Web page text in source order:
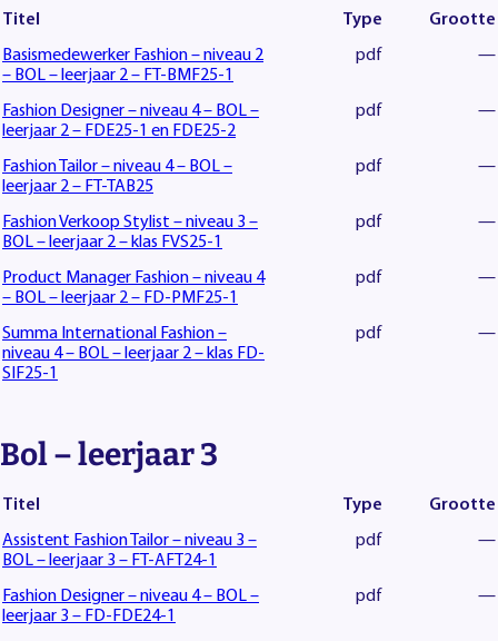
Titel Type
Grootte
Basismedewerker Fashion – niveau 2
– BOL – leerjaar 2 – FT-BMF25-1
pdf —
Fashion Designer – niveau 4 – BOL –
leerjaar 2 – FDE25-1 en FDE25-2
pdf —
Fashion Tailor – niveau 4 – BOL –
leerjaar 2 – FT-TAB25
pdf —
Fashion Verkoop Stylist – niveau 3 –
BOL – leerjaar 2 – klas FVS25-1
pdf —
Product Manager Fashion – niveau 4
– BOL – leerjaar 2 – FD-PMF25-1
pdf —
Summa International Fashion –
niveau 4 – BOL – leerjaar 2 – klas FD-
SIF25-1
pdf —
Bol – leerjaar 3
Titel Type
Grootte
Assistent Fashion Tailor – niveau 3 –
BOL – leerjaar 3 – FT-AFT24-1
pdf —
Fashion Designer – niveau 4 – BOL –
leerjaar 3 – FD-FDE24-1
pdf —